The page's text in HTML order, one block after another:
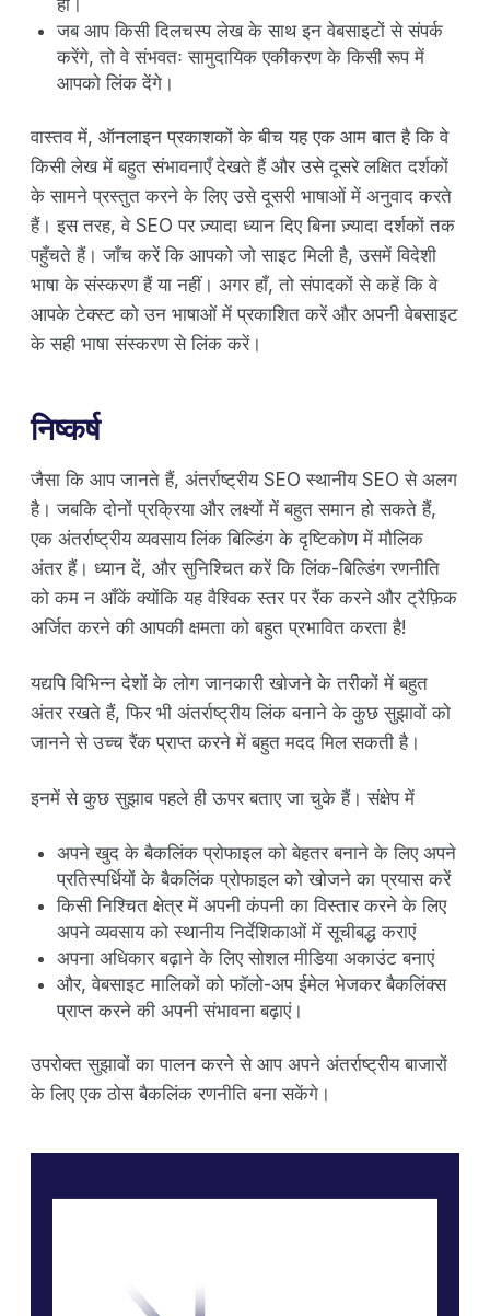
जब आप किसी दिलचस्प लेख के साथ इन वेबसाइटों से संपर्क
करेंगे, तो वे संभवतः सामुदायिक एकीकरण के किसी रूप में
आपको लिंक देंगे।
वास्तव में, ऑनलाइन प्रकाशकों के बीच यह एक आम बात है कि वे
किसी लेख में बहुत संभावनाएँ देखते हैं और उसे दूसरे लक्षित दर्शकों
के सामने प्रस्तुत करने के लिए उसे दूसरी भाषाओं में अनुवाद करते
हैं। इस तरह, वे SEO पर ज़्यादा ध्यान दिए बिना ज़्यादा दर्शकों तक
पहुँचते हैं। जाँच करें कि आपको जो साइट मिली है, उसमें विदेशी
भाषा के संस्करण हैं या नहीं। अगर हाँ, तो संपादकों से कहें कि वे
आपके टेक्स्ट को उन भाषाओं में प्रकाशित करें और अपनी वेबसाइट
के सही भाषा संस्करण से लिंक करें।
निष्कर्ष
जैसा कि आप जानते हैं, अंतर्राष्ट्रीय SEO स्थानीय SEO से अलग
है। जबकि दोनों प्रक्रिया और लक्ष्यों में बहुत समान हो सकते हैं,
एक अंतर्राष्ट्रीय व्यवसाय लिंक बिल्डिंग के दृष्टिकोण में मौलिक
अंतर हैं। ध्यान दें, और सुनिश्चित करें कि लिंक-बिल्डिंग रणनीति
को कम न आँकें क्योंकि यह वैश्विक स्तर पर रैंक करने और ट्रैफ़िक
अर्जित करने की आपकी क्षमता को बहुत प्रभावित करता है!
यद्यपि विभिन्न देशों के लोग जानकारी खोजने के तरीकों में बहुत
अंतर रखते हैं, फिर भी अंतर्राष्ट्रीय लिंक बनाने के कुछ सुझावों को
जानने से उच्च रैंक प्राप्त करने में बहुत मदद मिल सकती है।
इनमें से कुछ सुझाव पहले ही ऊपर बताए जा चुके हैं। संक्षेप में
अपने खुद के बैकलिंक प्रोफाइल को बेहतर बनाने के लिए अपने
प्रतिस्पर्धियों के बैकलिंक प्रोफाइल को खोजने का प्रयास करें
किसी निश्चित क्षेत्र में अपनी कंपनी का विस्तार करने के लिए
अपने व्यवसाय को स्थानीय निर्देशिकाओं में सूचीबद्ध कराएं
अपना अधिकार बढ़ाने के लिए सोशल मीडिया अकाउंट बनाएं
और, वेबसाइट मालिकों को फॉलो-अप ईमेल भेजकर बैकलिंक्स
प्राप्त करने की अपनी संभावना बढ़ाएं।
उपरोक्त सुझावों का पालन करने से आप अपने अंतर्राष्ट्रीय बाजारों
के लिए एक ठोस बैकलिंक रणनीति बना सकेंगे।